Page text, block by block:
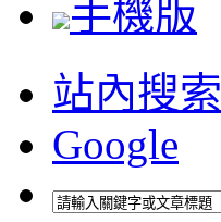
手機版
站內搜索
Google